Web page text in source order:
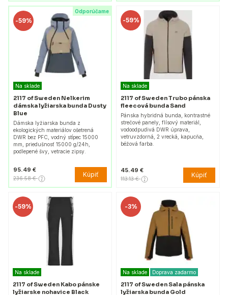
Odporúčame
-59%
Na sklade
2117 of Sweden Nelkerim
dámska lyžiarska bunda Dusty
Blue
Dámska lyžiarska bunda z
ekologických materiálov ošetrená
DWR bez PFC, vodný stĺpec 15000
mm, priedušnosť 15000 g/24h,
podlepené švy, vetracie zipsy.
95.49 €
236.58 € Kúpiť
-59%
Na sklade
2117 of Sweden Trubo pánska
fleecová bunda Sand
Pánska hybridná bunda, kontrastné
strečové panely, flísový materiál,
vodoodpudivá DWR úprava,
vetruvzdorná, 2 vrecká, kapucňa,
béžová farba.
45.49 €
113.13 € Kúpiť
-59%
Na sklade
2117 of Sweden Kabo pánske
lyžiarske nohavice Black
-3%
Na sklade Doprava zadarmo
2117 of Sweden Sala pánska
lyžiarska bunda Gold